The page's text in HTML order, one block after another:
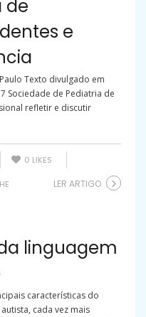
de
e
Texto divulgado em
Sociedade de Pediatria de
refletir e discutir
0 LIKES
LER ARTIGO
linguagem
características do
cada vez mais